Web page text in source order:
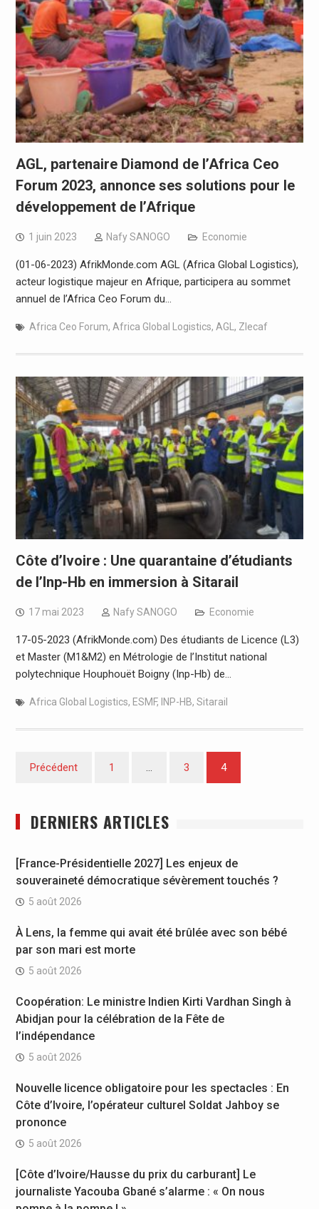
AGL, partenaire Diamond de l’Africa Ceo
Forum 2023, annonce ses solutions pour le
développement de l’Afrique
1 juin 2023 Nafy SANOGO Economie
(01-06-2023) AfrikMonde.com AGL (Africa Global Logistics),
acteur logistique majeur en Afrique, participera au sommet
annuel de l’Africa Ceo Forum du…
Africa Ceo Forum, Africa Global Logistics, AGL , Zlecaf
Côte d’Ivoire : Une quarantaine d’étudiants
de l’Inp-Hb en immersion à Sitarail
17 mai 2023 Nafy SANOGO Economie
17-05-2023 (AfrikMonde.com) Des étudiants de Licence (L3)
et Master (M1&M2) en Métrologie de l’Institut national
polytechnique Houphouët Boigny (Inp-Hb) de…
Africa Global Logistics, ESMF, INP-HB, Sitarail
Pagination
Précédent 1 … 3 4
DERNIERS ARTICLES
[France-Présidentielle 2027] Les enjeux de
souveraineté démocratique sévèrement touchés ?
5 août 2026
À Lens, la femme qui avait été brûlée avec son bébé
par son mari est morte
5 août 2026
Coopération: Le ministre Indien Kirti Vardhan Singh à
Abidjan pour la célébration de la Fête de
l’indépendance
5 août 2026
Nouvelle licence obligatoire pour les spectacles : En
Côte d’Ivoire, l’opérateur culturel Soldat Jahboy se
prononce
5 août 2026
[Côte d’Ivoire/Hausse du prix du carburant] Le
journaliste Yacouba Gbané s’alarme : « On nous